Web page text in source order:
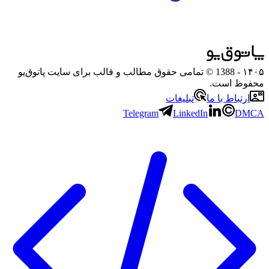
۱۴۰۵
- 1388 © تمامی حقوق مطالب و قالب برای سایت پاتوق‌یو
محفوظ است.
ارتباط با ما
تبلیغات
Telegram
LinkedIn DMCA